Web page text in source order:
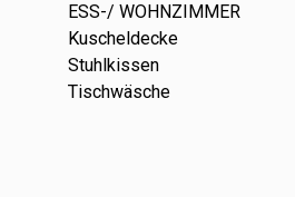
ESS-/ WOHNZIMMER
Kuscheldecke
Stuhlkissen
Tischwäsche